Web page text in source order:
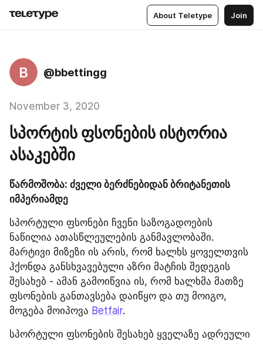
About Teletype Join
B @bbettingg
November 3, 2020
სპორტის ფსონების ისტორია
ასაკებში
წარმოშობა: ძველი ბერძნებიდან ბრიტანეთის
იმპერიამდე
სპორტული ფსონები ჩვენი საზოგადოების
ნაწილია ათასწლეულების განმავლობაში.
მარტივი მიზეზი ის არის, რომ ხალხს ყოველთვის
ჰქონდა განსხვავებული აზრი მატჩის შედეგის
შესახებ - ამან გამოიწვია ის, რომ ხალხმა მათზე
ფსონების განთავსება დაიწყო და თუ მოიგო,
მოგება მოიპოვა Betfair.
სპორტული ფსონების შესახებ ყველაზე ადრეული